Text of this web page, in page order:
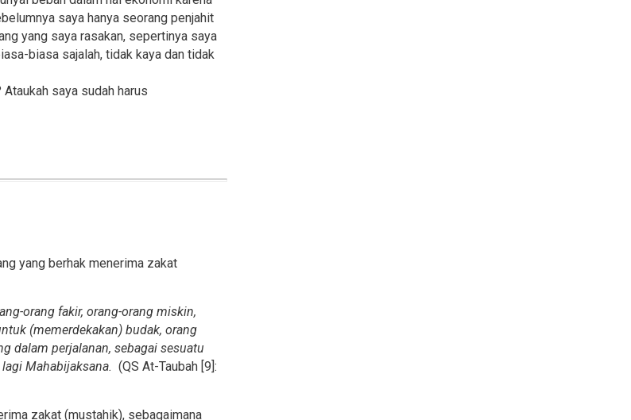
saya hanya seorang penjahit
yang saya rasakan, sepertinya saya
biasa sajalah, tidak kaya dan tidak
saya sudah harus
yang berhak menerima zakat
orang fakir, orang-orang miskin,
(memerdekakan) budak, orang
dalam perjalanan, sebagai sesuatu
Mahabijaksana. (QS At-Taubah [9]:
zakat (mustahik), sebagaimana